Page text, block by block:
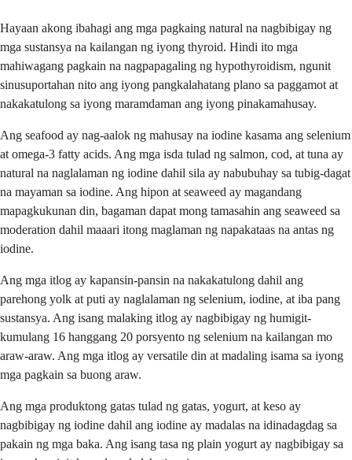
Hayaan akong ibahagi ang mga pagkaing natural na nagbibigay ng
mga sustansya na kailangan ng iyong thyroid. Hindi ito mga
mahiwagang pagkain na nagpapagaling ng hypothyroidism, ngunit
sinusuportahan nito ang iyong pangkalahatang plano sa paggamot at
nakakatulong sa iyong maramdaman ang iyong pinakamahusay.
Ang seafood ay nag-aalok ng mahusay na iodine kasama ang selenium
at omega-3 fatty acids. Ang mga isda tulad ng salmon, cod, at tuna ay
natural na naglalaman ng iodine dahil sila ay nabubuhay sa tubig-dagat
na mayaman sa iodine. Ang hipon at seaweed ay magandang
mapagkukunan din, bagaman dapat mong tamasahin ang seaweed sa
moderation dahil maaari itong maglaman ng napakataas na antas ng
iodine.
Ang mga itlog ay kapansin-pansin na nakakatulong dahil ang
parehong yolk at puti ay naglalaman ng selenium, iodine, at iba pang
sustansya. Ang isang malaking itlog ay nagbibigay ng humigit-
kumulang 16 hanggang 20 porsyento ng selenium na kailangan mo
araw-araw. Ang mga itlog ay versatile din at madaling isama sa iyong
mga pagkain sa buong araw.
Ang mga produktong gatas tulad ng gatas, yogurt, at keso ay
nagbibigay ng iodine dahil ang iodine ay madalas na idinadagdag sa
pakain ng mga baka. Ang isang tasa ng plain yogurt ay nagbibigay sa